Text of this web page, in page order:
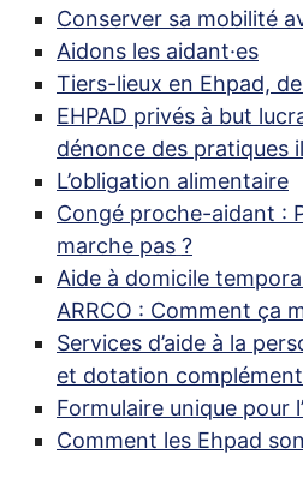
Conserver sa mobilité
Aidons les aidant·es
Tiers-lieux en Ehpad,
EHPAD privés à but
dénonce des pratiques
L’obligation alimentaire
Congé proche-aidant :
marche pas ?
Aide à domicile
ARRCO : Comment ça
Services d’aide à la
et dotation
Formulaire unique pour
Comment les Ehpad